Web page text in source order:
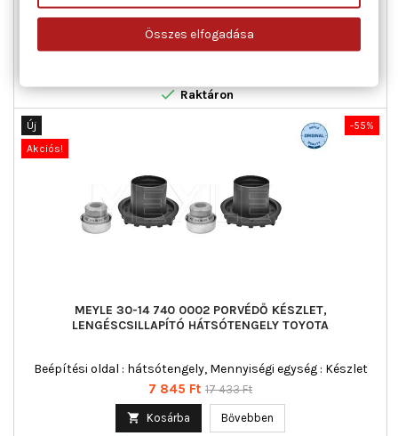
Beépítési oldal : hátsótengely
Ár
8 230 FtNormál
10 973 Ft
Raktáron
-55%
Új
Akciós!
MEYLE 30-14 740 0002 PORVÉDŐ KÉSZLET,
LENGÉSCSILLAPÍTÓ HÁTSÓTENGELY TOYOTA
Beépítési oldal : hátsótengely, Mennyiségi egység : Készlet
Ár
7 845 Ft Normál
17 433 Ft
 Kosárba Bővebben
Összes elfogadása